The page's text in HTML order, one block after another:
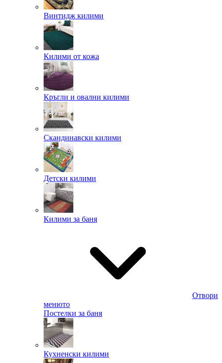
Винтидж килими
Килими от кожа
Кръгли и овални килими
Скандинавски килими
Детски килими
Килими за баня
Отвори
менюто
Постелки за баня
Кухненски килими